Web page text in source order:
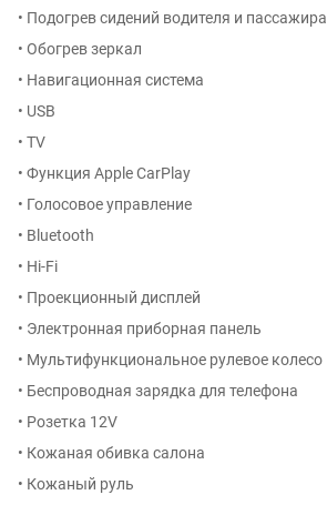
• Подогрев сидений водителя и пассажира
• Обогрев зеркал
• Навигационная система
• USB
• TV
• Функция Apple CarPlay
• Голосовое управление
• Bluetooth
• Hi-Fi
• Проекционный дисплей
• Электронная приборная панель
• Мультифункциональное рулевое колесо
• Беспроводная зарядка для телефона
• Розетка 12V
• Кожаная обивка салона
• Кожаный руль